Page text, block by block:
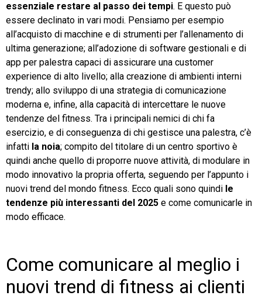
essenziale restare al passo dei tempi. E questo può
essere declinato in vari modi. Pensiamo per esempio
all’acquisto di macchine e di strumenti per l’allenamento di
ultima generazione; all’adozione di software gestionali e di
app per palestra capaci di assicurare una customer
experience di alto livello; alla creazione di ambienti interni
trendy; allo sviluppo di una strategia di comunicazione
moderna e, infine, alla capacità di intercettare le nuove
tendenze del fitness. Tra i principali nemici di chi fa
esercizio, e di conseguenza di chi gestisce una palestra, c’è
infatti la noia; compito del titolare di un centro sportivo è
quindi anche quello di proporre nuove attività, di modulare in
modo innovativo la propria offerta, seguendo per l’appunto i
nuovi trend del mondo fitness. Ecco quali sono quindi le
tendenze più interessanti del 2025 e come comunicarle in
modo efficace.
Come comunicare al meglio i
nuovi trend di fitness ai clienti